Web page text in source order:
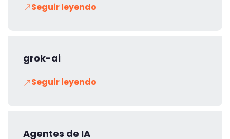
Seguir leyendo
grok-ai
Seguir leyendo
Agentes de IA